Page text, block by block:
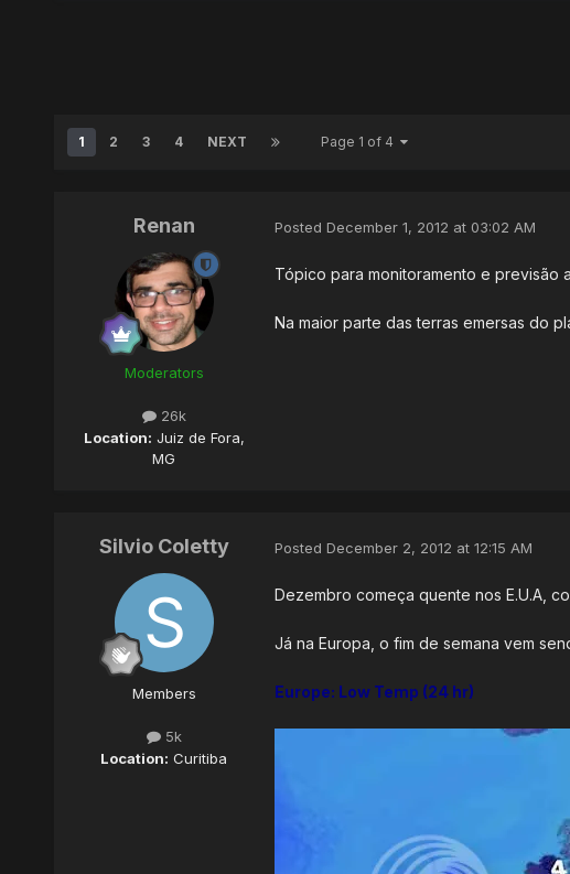
1 2 3 4 NEXT Page 1 of 4
Renan
Moderators
26k
Location: Juiz de Fora,
MG
Posted December 1, 2012 at 03:02 AM
Tópico para monitoramento e previsão
Na maior parte das terras emersas do
Silvio Coletty
Members
5k
Location: Curitiba
Posted December 2, 2012 at 12:15 AM
Dezembro começa quente nos E.U.A,
Já na Europa, o fim de semana vem
Europe: Low Temp (24 hr)